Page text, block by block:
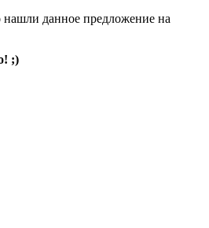
нашли данное предложение на
;)